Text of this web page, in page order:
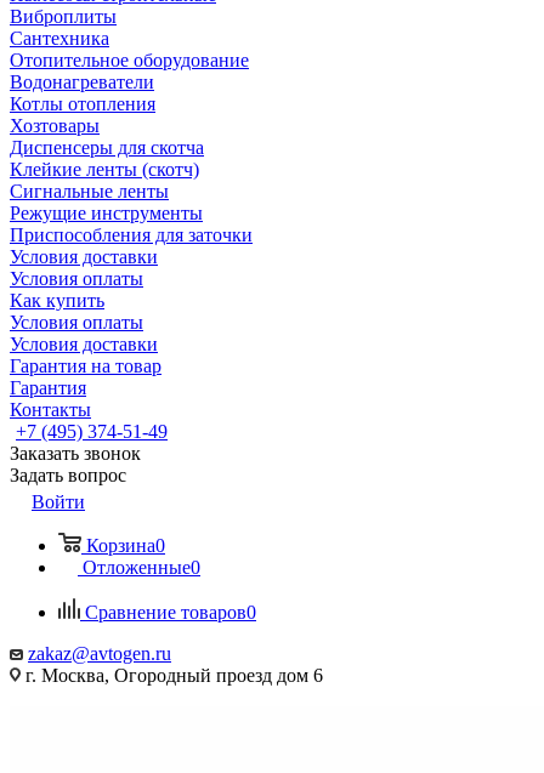
Виброплиты
Сантехника
Отопительное оборудование
Водонагреватели
Котлы отопления
Хозтовары
Диспенсеры для скотча
Клейкие ленты (скотч)
Сигнальные ленты
Режущие инструменты
Приспособления для заточки
Условия доставки
Условия оплаты
Как купить
Условия оплаты
Условия доставки
Гарантия на товар
Гарантия
Контакты
+7 (495) 374-51-49
Заказать звонок
Задать вопрос
Войти
Корзина0
Отложенные0
Сравнение товаров0
zakaz@avtogen.ru
г. Москва, Огородный проезд дом 6